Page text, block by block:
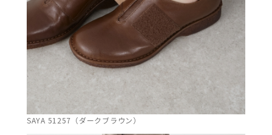
SAYA 51257（ダークブラウン）